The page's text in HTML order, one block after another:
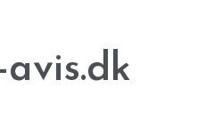
avis.dk